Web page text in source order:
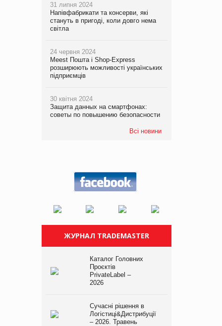
31 липня 2024
Напівфабрикати та консерви, які
стануть в пригоді, коли довго нема
світла
24 червня 2024
Meest Пошта і Shop-Express
розширюють можливості українських
підприємців
30 квітня 2024
Защита данных на смартфонах:
советы по повышению безопасности
Всі новини
ЖУРНАЛ TRADEMASTER
Каталог Головних
Проєктів
PrivateLabel –
2026
Сучасні рішення в
Логістиці&Дистрибуції
– 2026. Травень